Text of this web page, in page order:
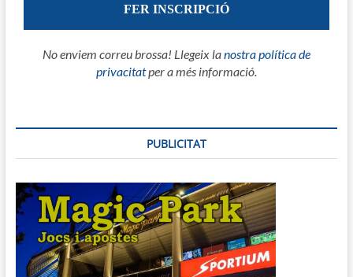
No enviem correu brossa! Llegeix lanostra política de
privacitatper a més informació.
PUBLICITAT